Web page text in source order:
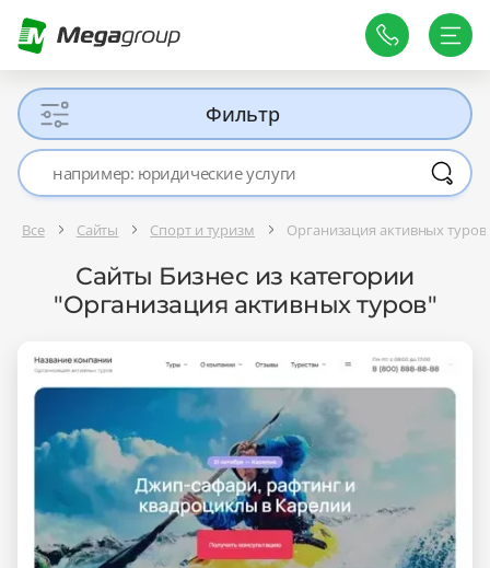
Фильтр
Все Сайты Спорт и туризм Организация активных туров
Сайты Бизнес из категории
"Организация активных туров"